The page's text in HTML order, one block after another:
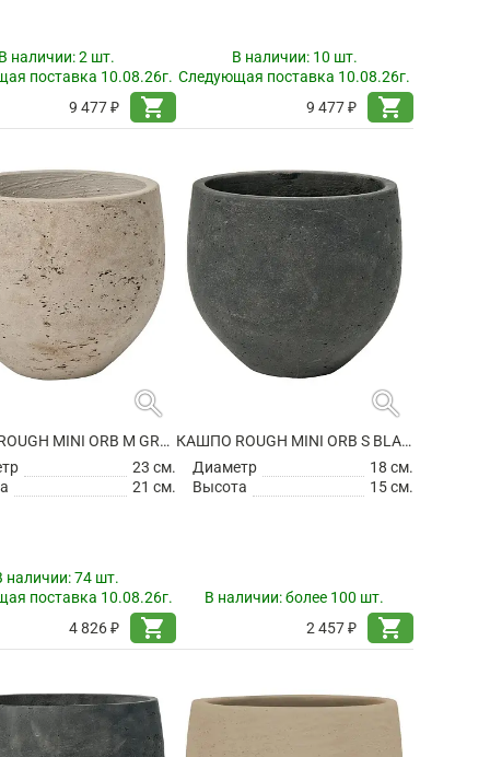
наличии:2 шт.
поставка 10.08.26г.
9 477 ₽
shopping_cart
В наличии: 10 шт.
Следующая поставка 10.08.26г.
9 477 ₽
shopping_cart
search
КАШПО ROUGH MINI ORB M GREY WASHED
23 см.
21 см.
наличии:74 шт.
поставка 10.08.26г.
4 826 ₽
shopping_cart
search
КАШПО ROUGH MINI ORB S BLACK WASHED
Диаметр
18 см.
Высота
15 см.
В наличии:более 100 шт.
2 457 ₽
shopping_cart